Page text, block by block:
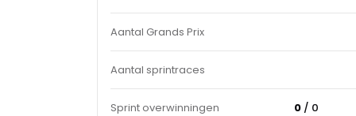
Aantal Grands Prix
Aantal sprintraces
Sprint overwinningen 0 / 0